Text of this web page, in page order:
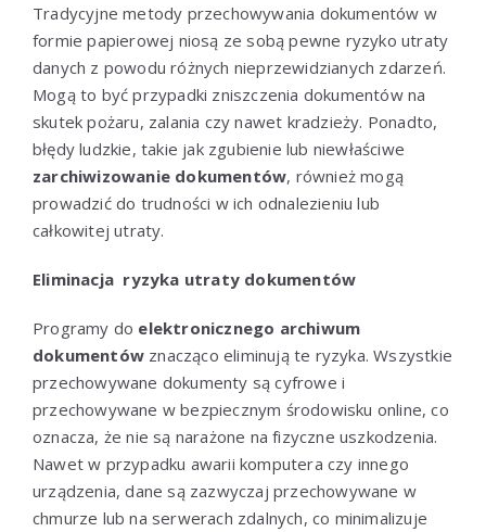
Tradycyjne metody przechowywania dokumentów w
formie papierowej niosą ze sobą pewne ryzyko utraty
danych z powodu różnych nieprzewidzianych zdarzeń.
Mogą to być przypadki zniszczenia dokumentów na
skutek pożaru, zalania czy nawet kradzieży. Ponadto,
błędy ludzkie, takie jak zgubienie lub niewłaściwe
zarchiwizowanie dokumentów, również mogą
prowadzić do trudności w ich odnalezieniu lub
całkowitej utraty.
Eliminacja ryzyka utraty dokumentów
Programy do elektronicznego archiwum
dokumentów znacząco eliminują te ryzyka. Wszystkie
przechowywane dokumenty są cyfrowe i
przechowywane w bezpiecznym środowisku online, co
oznacza, że nie są narażone na fizyczne uszkodzenia.
Nawet w przypadku awarii komputera czy innego
urządzenia, dane są zazwyczaj przechowywane w
chmurze lub na serwerach zdalnych, co minimalizuje